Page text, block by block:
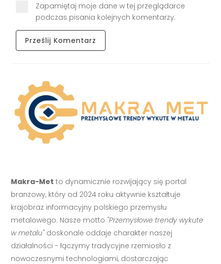
Zapamiętaj moje dane w tej przeglądarce
podczas pisania kolejnych komentarzy.
Makra-Met to dynamicznie rozwijający się portal
branżowy, który od 2024 roku aktywnie kształtuje
krajobraz informacyjny polskiego przemysłu
metalowego. Nasze motto "Przemysłowe trendy wykute
w metalu"doskonale oddaje charakter naszej
działalności - łączymy tradycyjne rzemiosło z
nowoczesnymi technologiami, dostarczając